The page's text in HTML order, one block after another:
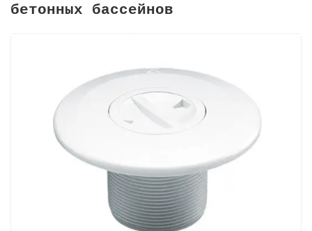
бетонных бассейнов